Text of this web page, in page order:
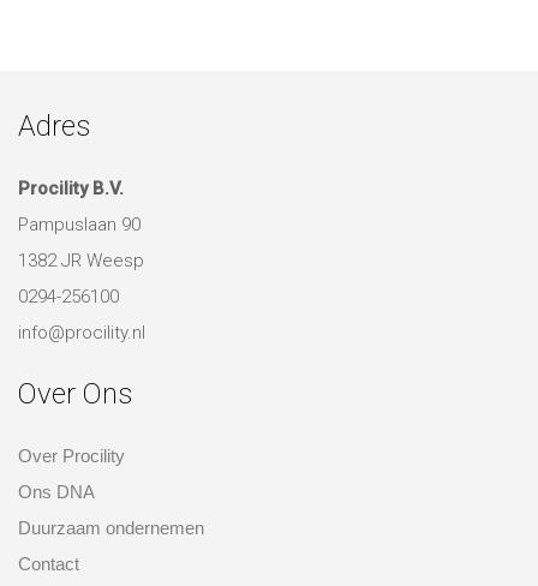
Adres
Procility B.V.
Pampuslaan 90
1382 JR Weesp
0294-256100
info@procility.nl
Over Ons
Over Procility
Ons DNA
Duurzaam ondernemen
Contact